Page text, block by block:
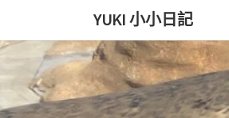
content
YUKI 小小日記